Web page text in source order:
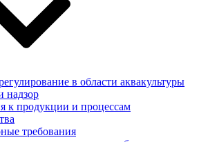
в области аквакультуры
надзор
к продукции и процессам
требования